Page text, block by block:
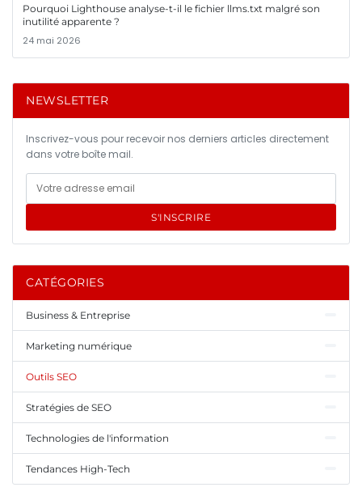
Pourquoi Lighthouse analyse-t-il le fichier llms.txt malgré son
inutilité apparente ?
24 mai 2026
NEWSLETTER
Inscrivez-vous pour recevoir nos derniers articles directement
dans votre boîte mail.
S'INSCRIRE
CATÉGORIES
Business & Entreprise
Marketing numérique
Outils SEO
Stratégies de SEO
Technologies de l'information
Tendances High-Tech